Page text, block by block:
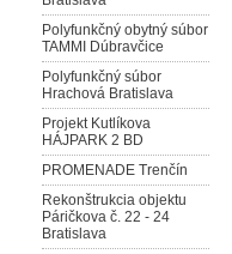
Polyfunkčný obytný súbor
TAMMI Dúbravčice
Polyfunkčný súbor
Hrachová Bratislava
Projekt Kutlíkova
HÁJPARK 2 BD
PROMENADE Trenčín
Rekonštrukcia objektu
Páričkova č. 22 - 24
Bratislava